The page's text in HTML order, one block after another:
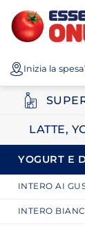
Posizionati
Posizionati
I miei acquisti
Inizia la spesa
LATTE,
YOGURT E
INTERO AI
INTERO